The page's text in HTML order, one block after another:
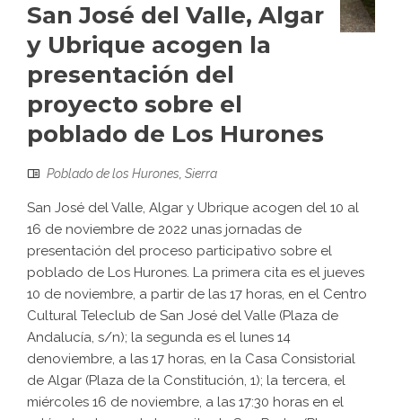
San José del Valle, Algar
y Ubrique acogen la
presentación del
proyecto sobre el
poblado de Los Hurones
Poblado de los Hurones, Sierra
San José del Valle, Algar y Ubrique acogen del 10 al
16 de noviembre de 2022 unas jornadas de
presentación del proceso participativo sobre el
poblado de Los Hurones. La primera cita es el jueves
10 de noviembre, a partir de las 17 horas, en el Centro
Cultural Teleclub de San José del Valle (Plaza de
Andalucía, s/n); la segunda es el lunes 14
denoviembre, a las 17 horas, en la Casa Consistorial
de Algar (Plaza de la Constitución, 1); la tercera, el
miércoles 16 de noviembre, a las 17:30 horas en el